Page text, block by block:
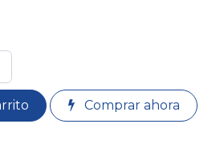
Comprar ahora